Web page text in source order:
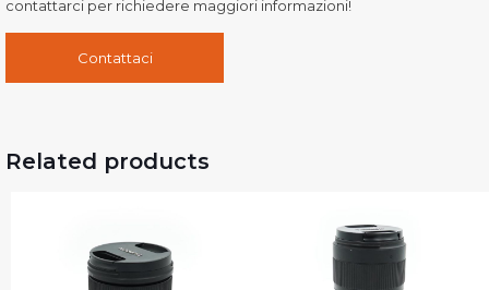
contattarci per richiedere maggiori informazioni!
Contattaci
Related products